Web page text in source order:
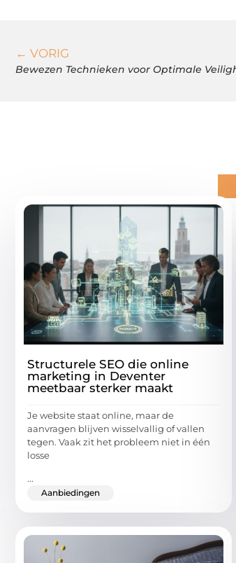
← VORIG
Bewezen Technieken voor Optimale
Structurele SEO die online
marketing in Deventer
meetbaar sterker maakt
Je website staat online, maar de
aanvragen blijven wisselvallig of vallen
tegen. Vaak zit het probleem niet in één
losse
...
Aanbiedingen